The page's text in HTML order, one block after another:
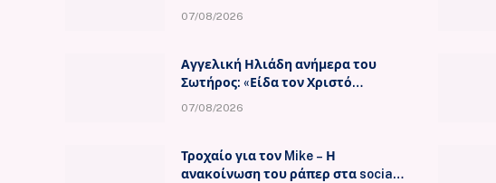
Κοντοβά
07/08/2026
Αγγελική Ηλιάδη ανήμερα του
Σωτήρος: «Είδα τον Χριστό
μπροστά μου!»
07/08/2026
Τροχαίο για τον Mike – Η
ανακοίνωση του ράπερ στα social